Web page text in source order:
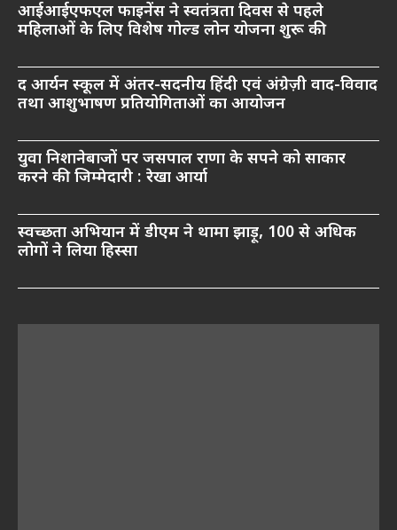
आईआईएफएल फाइनेंस ने स्वतंत्रता दिवस से पहले
महिलाओं के लिए विशेष गोल्ड लोन योजना शुरू की
द आर्यन स्कूल में अंतर-सदनीय हिंदी एवं अंग्रेज़ी वाद-विवाद
तथा आशुभाषण प्रतियोगिताओं का आयोजन
युवा निशानेबाजों पर जसपाल राणा के सपने को साकार
करने की जिम्मेदारी : रेखा आर्या
स्वच्छता अभियान में डीएम ने थामा झाड़ू, 100 से अधिक
लोगों ने लिया हिस्सा